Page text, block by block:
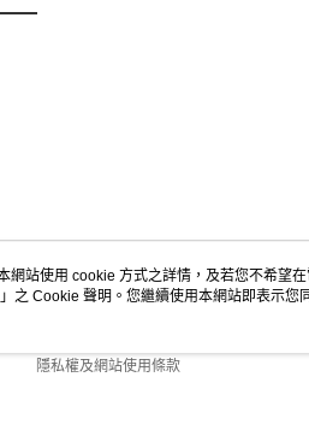
關於我們
隱私權及網站使用條款
網站使用 cookie 方式之詳情，及若您不希望
」之 Cookie 聲明。您繼續使用本網站即表示